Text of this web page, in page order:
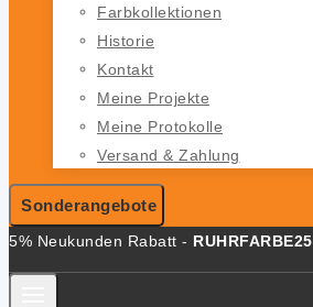
Farbkollektionen
Historie
Kontakt
Meine Projekte
Meine Protokolle
Versand & Zahlung
Sonderangebote
5% Neukunden Rabatt - RUHRFARBE25